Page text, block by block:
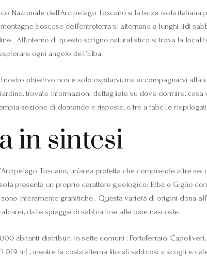
Nazionale dell’Arcipelago Toscano e la terza isola
boscose dell’entroterra si alternano a lunghi lidi
. All’interno di questo scrigno naturalistico si trova la
ogni angolo dell’Elba.
obiettivo non è solo ospitarvi, ma accompagnarvi alla
trovate informazioni dettagliate su dove dormire,
sezione di domande e risposte, oltre a tabelle
in sintesi
Toscano, un’area protetta che comprende altre
presenta un proprio carattere geologico: Elba e Giglio
interamente granitiche . Questa varietà di origini dona
dalle spiagge di sabbia fine alle baie nascoste.
abitanti distribuiti in sette comuni : Portoferraio, Capoliveri,
019 m) , mentre la costa alterna litorali sabbiosi a scogli e